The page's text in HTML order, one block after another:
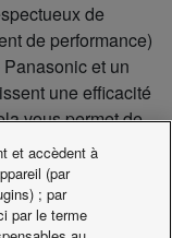
de
de performance)
et un
une efficacité
vous permet de
contribuant à la
et accèdent à
(par
; par
par le terme